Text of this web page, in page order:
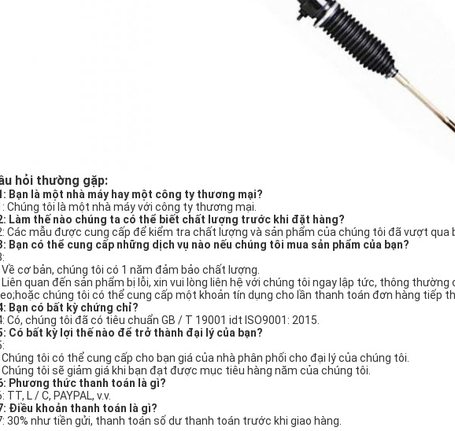
hỏi thường gặp:
Bạn là một nhà máy hay một công ty thương mại?
Chúng tôi là một nhà máy với công ty thương mại.
Làm thế nào chúng ta có thể biết chất lượng trước khi đặt hàng?
Các mẫu được cung cấp để kiểm tra chất lượng và sản phẩm của chúng tôi đã vượt qua
Bạn có thể cung cấp những dịch vụ nào nếu chúng tôi mua sản phẩm của bạn?
Về cơ bản, chúng tôi có 1 năm đảm bảo chất lượng.
Liên quan đến sản phẩm bị lỗi, xin vui lòng liên hệ với chúng tôi ngay lập tức, thông
chúng tôi có thể cung cấp một khoản tín dụng cho lần thanh toán đơn hàng tiếp
Bạn có bất kỳ chứng chỉ?
Có, chúng tôi đã có tiêu chuẩn GB / T 19001 idt ISO9001: 2015.
Có bất kỳ lợi thế nào để trở thành đại lý của bạn?
Chúng tôi có thể cung cấp cho bạn giá của nhà phân phối cho đại lý của chúng tôi.
Chúng tôi sẽ giảm giá khi bạn đạt được mục tiêu hàng năm của chúng tôi.
Phương thức thanh toán là gì?
TT, L / C, PAYPAL, v.v.
Điều khoản thanh toán là gì?
30% như tiền gửi, thanh toán số dư thanh toán trước khi giao hàng.